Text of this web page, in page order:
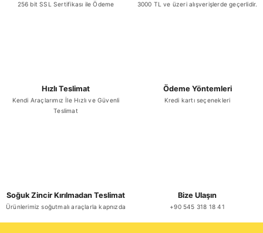
256 bit SSL Sertifikası ile Ödeme 3000 TL ve üzeri alışverişlerde geçerlidir.
Hızlı Teslimat
Kendi Araçlarımız İle Hızlı ve Güvenli
Teslimat
Ödeme Yöntemleri
Kredi kartı seçenekleri
Soğuk Zincir Kırılmadan Teslimat
Ürünlerimiz soğutmalı araçlarla kapnızda
Bize Ulaşın
+90 545 318 18 41